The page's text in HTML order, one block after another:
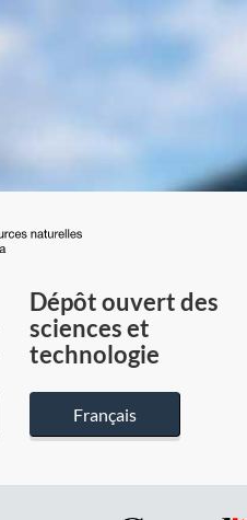
du
Canada
Dépôt ouvert des
sciences et
technologie
Français